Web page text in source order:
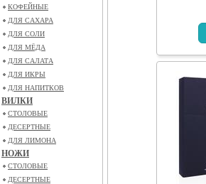
КОФЕЙНЫЕ
ДЛЯ САХАРА
ДЛЯ СОЛИ
ДЛЯ МЁДА
ДЛЯ САЛАТА
ДЛЯ ИКРЫ
ДЛЯ НАПИТКОВ
ВИЛКИ
СТОЛОВЫЕ
ДЕСЕРТНЫЕ
ДЛЯ ЛИМОНА
НОЖИ
СТОЛОВЫЕ
ДЕСЕРТНЫЕ